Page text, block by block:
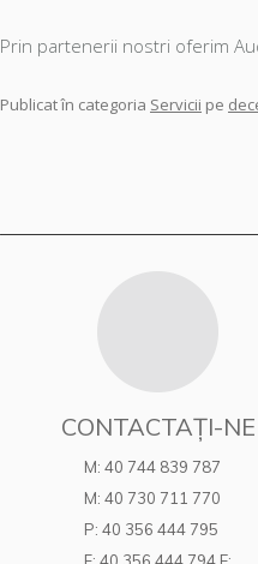
Prin partenerii nostri oferim
Publicat în categoria Servicii pe
CONTACTAȚI-NE
M: 40 744 839 787
M: 40 730 711 770
P: 40 356 444 795